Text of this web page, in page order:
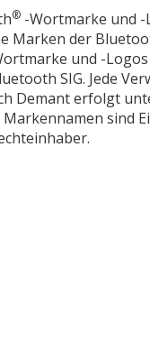
® -Wortmarke und -
Marken der
und -
SIG. Jede
Demant erfolgt
sind